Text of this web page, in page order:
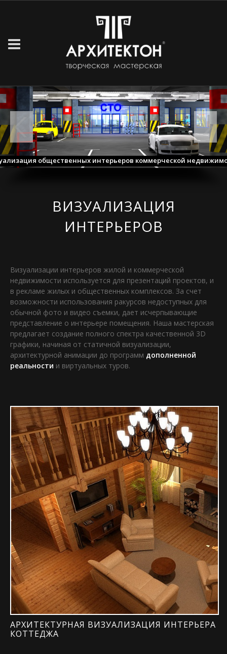
общественных интерьеров коммерческой
ВИЗУАЛИЗАЦИЯ
ИНТЕРЬЕРОВ
Визуализации интерьеров жилой и коммерческой
недвижимости используется для презентаций проектов, и
в рекламе жилых и общественных комплексов. За счет
возможности использования ракурсов недоступных для
обычной фото и видео съемки, дает исчерпывающие
представление о интерьере помещения. Наша мастерская
предлагает создание полного спектра качественной 3D
графики, начиная от статичной визуализации,
архитектурной анимации до программ дополненной
реальности и виртуальных туров.
АРХИТЕКТУРНАЯ ВИЗУАЛИЗАЦИЯ ИНТЕРЬЕРА
КОТТЕДЖА